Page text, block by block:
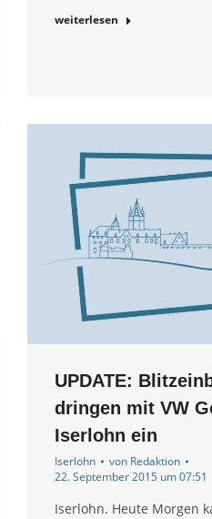
weiterlesen
UPDATE:
dringen mit VW
Iserlohn ein
Iserlohn von Redaktion
22. September 2015 um 07:51
Iserlohn. Heute Morgen